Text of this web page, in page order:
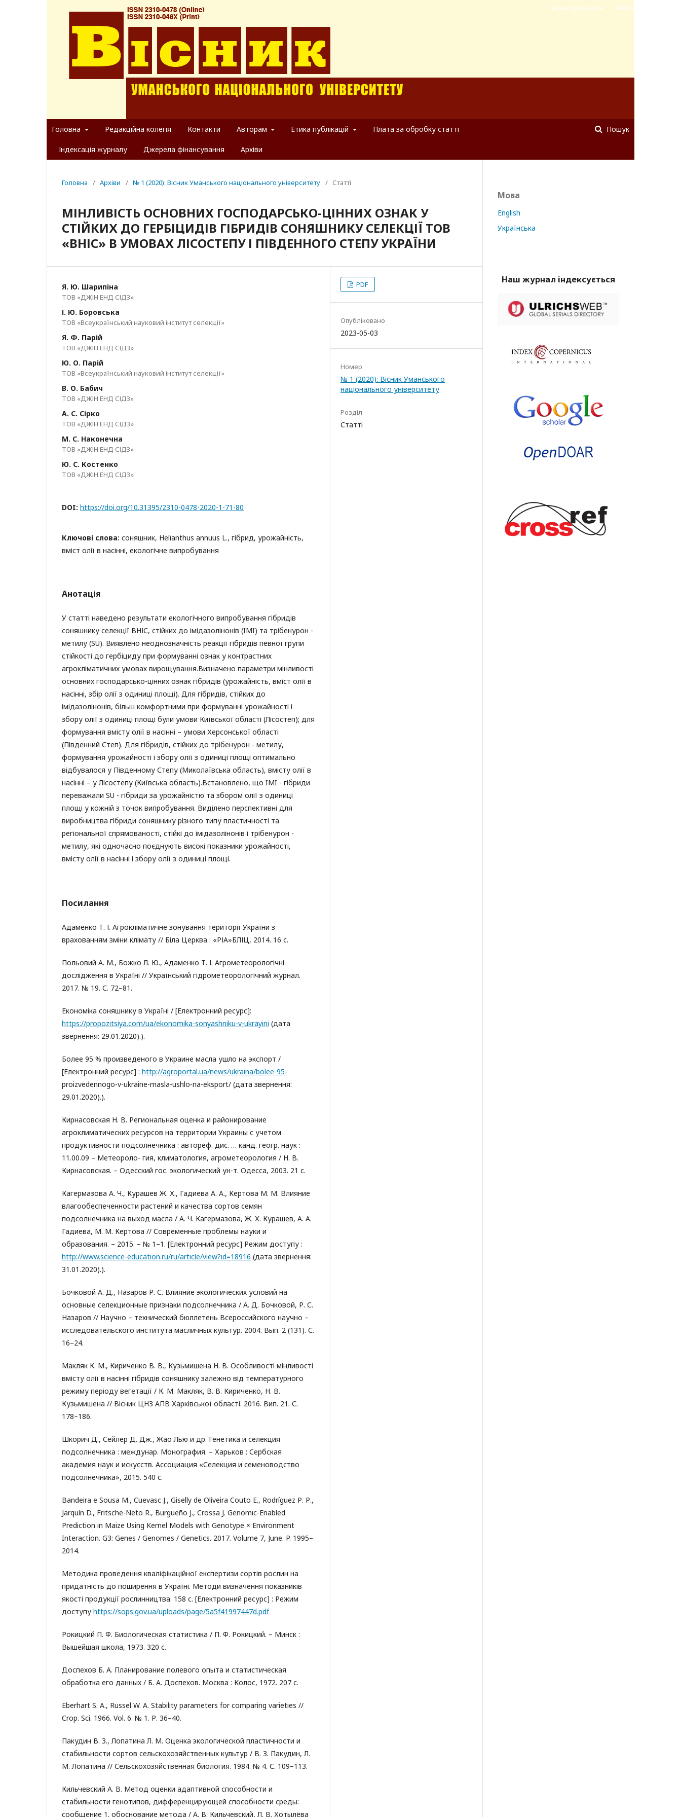
Головна Редакційна колегія Контакти Авторам Етика публікацій Плата за обробку статті
Індексація журналу Джерела фінансування Архіви
Пошук
Зареєструватися Увійти
Головна / Архіви / № 1 (2020): Вісник Уманського національного університету / Статті
МІНЛИВІСТЬ ОСНОВНИХ ГОСПОДАРСЬКО-ЦІННИХ ОЗНАК У
СТІЙКИХ ДО ГЕРБІЦИДІВ ГІБРИДІВ СОНЯШНИКУ СЕЛЕКЦІЇ ТОВ
«ВНІС» В УМОВАХ ЛІСОСТЕПУ І ПІВДЕННОГО СТЕПУ УКРАЇНИ
Я. Ю. Шарипіна
ТОВ «ДЖІН ЕНД СІДЗ»
І. Ю. Боровська
ТОВ «Всеукраїнський науковий інститут селекції»
Я. Ф. Парій
ТОВ «ДЖІН ЕНД СІДЗ»
Ю. О. Парій
ТОВ «Всеукраїнський науковий інститут селекції»
В. О. Бабич
ТОВ «ДЖІН ЕНД СІДЗ»
А. С. Сірко
ТОВ «ДЖІН ЕНД СІДЗ»
М. С. Наконечна
ТОВ «ДЖІН ЕНД СІДЗ»
Ю. С. Костенко
ТОВ «ДЖІН ЕНД СІДЗ»
DOI: https://doi.org/10.31395/2310-0478-2020-1-71-80
Ключові слова: соняшник, Heliаnthus аnnuus L., гібрид, урожайність,
вміст олії в насінні, екологічне випробування
Анотація
У статті наведено результати екологічного випробування гібридів
соняшнику селекції ВНІС, стійких до імідазолінонів (IMI) та трібенурон -
метилу (SU). Виявлено неоднозначність реакції гібридів певної групи
стійкості до гербіциду при формуванні ознак у контрастних
агрокліматичних умовах вирощування.Визначено параметри мінливості
основних господарсько-цінних ознак гібридів (урожайність, вміст олії в
насінні, збір олії з одиниці площі). Для гібридів, стійких до
імідазолінонів, більш комфортними при формуванні урожайності і
збору олії з одиниці площі були умови Київської області (Лісостеп); для
формування вмісту олії в насінні – умови Херсонської області
(Південний Степ). Для гібридів, стійких до трібенурон - метилу,
формування урожайності і збору олії з одиниці площі оптимально
відбувалося у Південному Степу (Миколаївська область), вмісту олії в
насінні – у Лісостепу (Київська область).Встановлено, що IMI - гібриди
переважали SU - гібриди за урожайністю та збором олії з одиниці
площі у кожній з точок випробування. Виділено перспективні для
виробництва гібриди соняшнику різного типу пластичності та
регіональної спрямованості, стійкі до імідазолінонів і трібенурон -
метилу, які одночасно поєднують високі показники урожайності,
вмісту олії в насінні і збору олії з одиниці площі.
Посилання
Адаменко Т. І. Агрокліматичне зонування території України з
врахованням зміни клімату // Біла Церква : «РІА»БЛІЦ, 2014. 16 с.
Польовий А. М., Божко Л. Ю., Адаменко Т. І. Агрометеорологічні
дослідження в Україні // Український гідрометеорологічний журнал.
2017. № 19. С. 72–81.
Економіка соняшнику в Україні / [Електронний ресурс]:
https://propozitsiya.com/ua/ekonomika-sonyashniku-v-ukrayini (дата
звернення: 29.01.2020).).
Более 95 % произведеного в Украине масла ушло на экспорт /
[Електронний ресурс] : http://agroportal.ua/news/ukraina/bolee-95-
proizvedennogo-v-ukraine-masla-ushlo-na-eksport/ (дата звернення:
29.01.2020).).
Кирнасовская Н. В. Региональная оценка и районирование
агроклиматических ресурсов на территории Украины с учетом
продуктивности подсолнечника : автореф. дис. … канд. геогр. наук :
11.00.09 – Метеороло- гия, климатология, агрометеорология / Н. В.
Кирнасовская. – Одесский гос. экологический ун-т. Одесса, 2003. 21 c.
Кагермазова А. Ч., Курашев Ж. Х., Гадиева А. А., Кертова М. М. Влияние
влагообеспеченности растений и качества сортов семян
подсолнечника на выход масла / А. Ч. Кагермазова, Ж. Х. Курашев, А. А.
Гадиева, М. М. Кертова // Современные проблемы науки и
образования. – 2015. – № 1–1. [Електронний ресурс] Режим доступу :
http://www.science-education.ru/ru/article/view?id=18916 (дата звернення:
31.01.2020).).
Бочковой А. Д., Назаров Р. С. Влияние экологических условий на
основные селекционные признаки подсолнечника / А. Д. Бочковой, Р. С.
Назаров // Научно – технический бюллетень Всероссийского научно –
исследовательского института масличных культур. 2004. Вып. 2 (131). С.
16–24.
Макляк К. М., Кириченко В. В., Кузьмишена Н. В. Особливості мінливості
вмісту олії в насінні гібридів соняшнику залежно від температурного
режиму періоду вегетації / К. М. Макляк, В. В. Кириченко, Н. В.
Кузьмишена // Вісник ЦНЗ АПВ Харківської області. 2016. Вип. 21. С.
178–186.
Шкорич Д., Сейлер Д. Дж., Жао Лью и др. Генетика и селекция
подсолнечника : междунар. Монография. – Харьков : Сербская
академия наук и искусств. Ассоциация «Селекция и семеноводство
подсолнечника», 2015. 540 с.
Bandeira e Sousa M., Cuevasс J., Giselly de Oliveira Couto E., Rodríguez Р. Р.,
Jarquín D., Fritsche-Neto R., Burgueño J., Crossa J. Genomic-Enabled
Prediction in Maize Using Kernel Models with Genotype × Environment
Interaction. G3: Genes / Genomes / Genetics. 2017. Volume 7, June. P. 1995–
2014.
Методика проведення кваліфікаційної експертизи сортів рослин на
придатність до поширення в Україні. Методи визначення показників
якості продукції рослинництва. 158 с. [Електронний ресурс] : Режим
доступу https://sops.gov.ua/uploads/page/5a5f41997447d.pdf
Рокицкий П. Ф. Биологическая статистика / П. Ф. Рокицкий. – Минск :
Вышейшая школа, 1973. 320 с.
Доспехов Б. А. Планирование полевого опыта и статистическая
обработка его данных / Б. А. Доспехов. Москва : Колос, 1972. 207 с.
Eberhart S. A., Russel W. A. Stability parameters for comparing varieties //
Crop. Sci. 1966. Vol. 6. № 1. Р. 36–40.
Пакудин В. З., Лопатина Л. М. Оценка экологической пластичности и
стабильности сортов сельскохозяйственных культур / В. З. Пакудин, Л.
М. Лопатина // Сельскохозяйственная биология. 1984. № 4. С. 109–113.
Кильчевский А. В. Метод оценки адаптивной способности и
стабильности генотипов, дифференцирующей способности среды:
сообщение 1. обоснование метода / А. В. Кильчевский, Л. В. Хотылёва
PDF
Опубліковано
2023-05-03
Номер
№ 1 (2020): Вісник Уманського
національного університету
Розділ
Статті
Мова
English
Українська
Наш журнал індексується